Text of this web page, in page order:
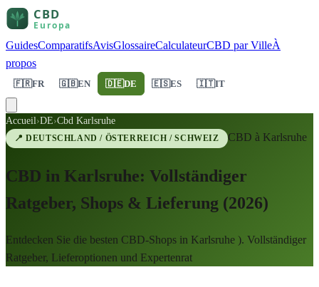
GuidesComparatifsAvisGlossaireCalculateurCBD par VilleÀ
propos
🇫🇷FR 🇬🇧EN 🇩🇪DE 🇪🇸ES 🇮🇹IT
Accueil›DE›Cbd Karlsruhe
📍DEUTSCHLAND / ÖSTERREICH / SCHWEIZ CBD à Karlsruhe
CBD in Karlsruhe: Vollständiger
Ratgeber, Shops & Lieferung (2026)
Entdecken Sie die besten CBD-Shops in Karlsruhe ). Vollständiger
Ratgeber, Lieferoptionen und Expertenrat